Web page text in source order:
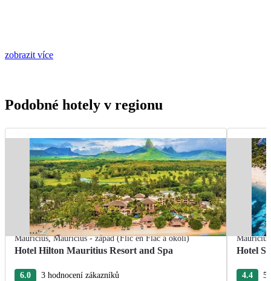
zobrazit více
Podobné hotely v regionu
Mauricius,Mauricius - západ (Flic en Flac a okolí)
Hotel Hilton Mauritius Resort and Spa
6.0
3 hodnocení zákazníků
Mauricius
Hotel
4.4 5